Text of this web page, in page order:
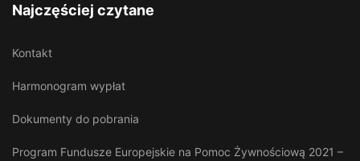
Najczęściej czytane
Kontakt
Harmonogram wypłat
Dokumenty do pobrania
Program Fundusze Europejskie na Pomoc Żywnościową 2021 –